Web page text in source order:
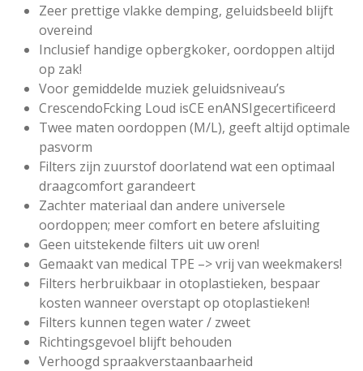
Zeer prettige vlakke demping, geluidsbeeld blijft
overeind
Inclusief handige opbergkoker, oordoppen altijd
op zak!
Voor gemiddelde muziek geluidsniveau’s
CrescendoFcking Loud isCE enANSIgecertificeerd
Twee maten oordoppen (M/L), geeft altijd optimale
pasvorm
Filters zijn zuurstof doorlatend wat een optimaal
draagcomfort garandeert
Zachter materiaal dan andere universele
oordoppen; meer comfort en betere afsluiting
Geen uitstekende filters uit uw oren!
Gemaakt van medical TPE –> vrij van weekmakers!
Filters herbruikbaar in otoplastieken, bespaar
kosten wanneer overstapt op otoplastieken!
Filters kunnen tegen water / zweet
Richtingsgevoel blijft behouden
Verhoogd spraakverstaanbaarheid